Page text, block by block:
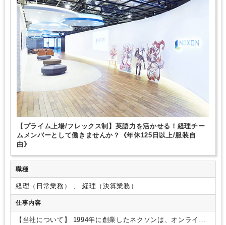
芸能・芸術、クリエイティブ分野に強み
【プライム上場/フレックス制】英語力を活かせる！経理チー
ムメンバーとして働きませんか？《年休125日以上/服装自
由》
職種
経理（日常業務） 、 経理（決算業務）
仕事内容
【当社について】
1994年に創業したネクソンは、オンライン